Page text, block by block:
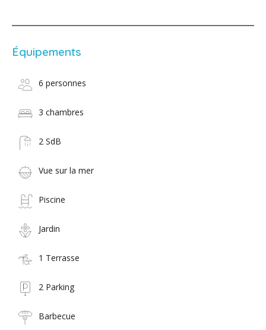
Équipements
6 personnes
3 chambres
2 SdB
Vue sur la mer
Piscine
Jardin
1 Terrasse
2 Parking
Barbecue